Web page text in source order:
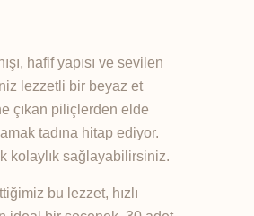
hafif yapısı ve sevilen
lezzetli bir beyaz et
çıkan piliçlerden elde
tadına hitap ediyor.
kolaylık sağlayabilirsiniz.
bu lezzet, hızlı